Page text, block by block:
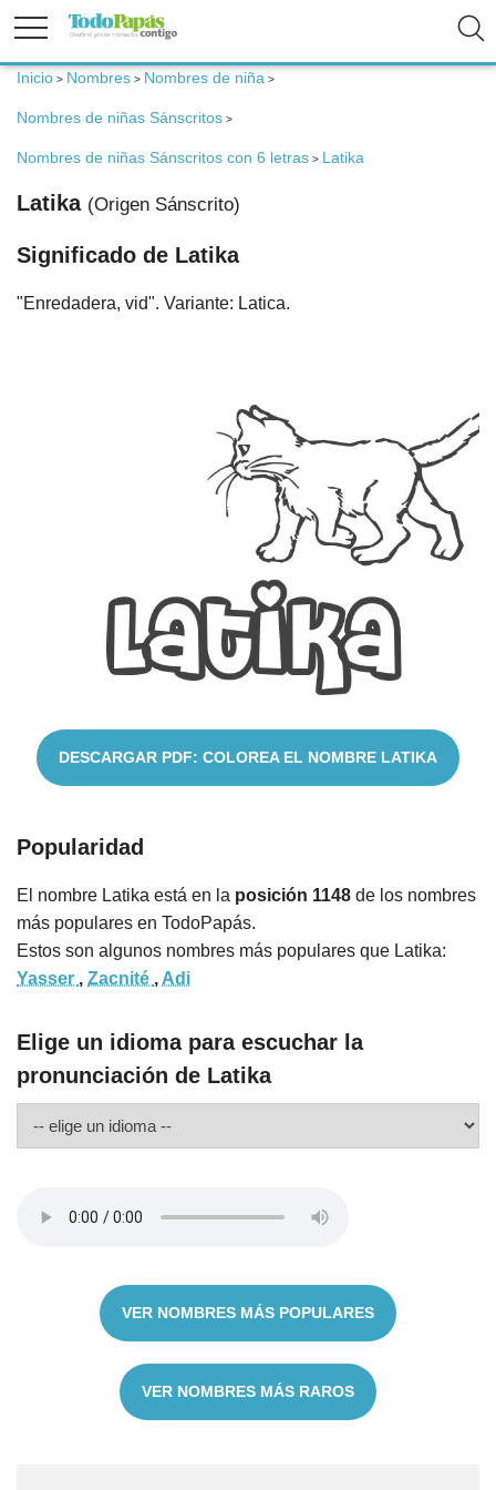
Fertilidad
Embarazo
Bebé
Inicio > Nombres > Nombres de niña >
Nombres de niñas Sánscritos >
Nombres de niñas Sánscritos con 6 letras > Latika
Latika (Origen Sánscrito)
Significado de Latika
"Enredadera, vid". Variante: Latica.
DESCARGAR PDF: COLOREA EL NOMBRE LATIKA
Popularidad
El nombre Latika está en la posición 1148 de los nombres
más populares en TodoPapás.
Estos son algunos nombres más populares que Latika:
Yasser , Zacnité , Adi
Elige un idioma para escuchar la
pronunciación de Latika
VER NOMBRES MÁS POPULARES
VER NOMBRES MÁS RAROS